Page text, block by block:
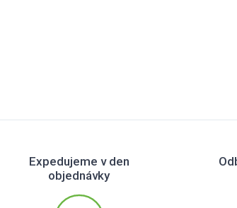
Expedujeme v den
objednávky